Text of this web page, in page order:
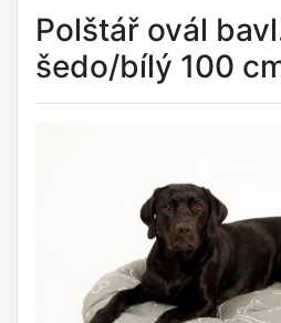
Polštář ovál
šedo/bílý 100